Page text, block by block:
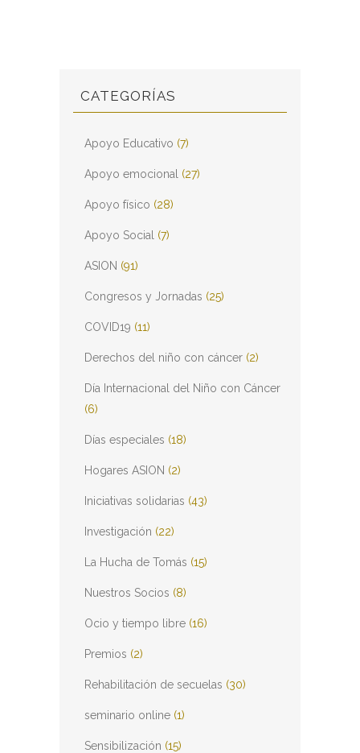
CATEGORÍAS
Apoyo Educativo (7)
Apoyo emocional (27)
Apoyo físico (28)
Apoyo Social (7)
ASION (91)
Congresos y Jornadas (25)
COVID19 (11)
Derechos del niño con cáncer (2)
Día Internacional del Niño con Cáncer
(6)
Días especiales (18)
Hogares ASION (2)
Iniciativas solidarias (43)
Investigación (22)
La Hucha de Tomás (15)
Nuestros Socios (8)
Ocio y tiempo libre (16)
Premios (2)
Rehabilitación de secuelas (30)
seminario online (1)
Sensibilización (15)